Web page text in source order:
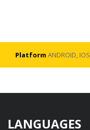
Platform ANDROID, IOS
LANGUAGES